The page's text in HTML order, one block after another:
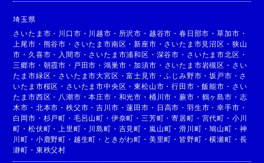
埼玉県
さいたま市 ・ 川口市 ・ 川越市 ・ 所沢市 ・ 越谷市 ・春日部市 ・草加市 ・
上尾市 ・ 熊谷市 ・ さいたま市南区 ・新座市 ・ さいたま市見沼区 ・ 狭山
市 ・ 久喜市 ・ 入間市 ・ さいたま市浦和区 ・ 深谷市 ・ さいたま市北区 ・
三郷市 ・ 朝霞市 ・ 戸田市 ・鴻巣市 ・加須市 ・ さいたま市岩槻区 ・ さい
たま市緑区 ・ さいたま市大宮区 ・富士見市 ・ふじみ野市 ・坂戸市 ・ さ
いたま市桜区 ・ さいたま市中央区 ・東松山市 ・行田市 ・飯能市 ・ さい
たま市西区 ・ 八潮市 ・本庄市 ・ 和光市 ・ 桶川市 ・蕨市 ・ 鶴ヶ島市 ・ 志
木市 ・ 北本市 ・秩父市 ・吉川市 ・蓮田市 ・ 日高市 ・ 羽生市 ・幸手市 ・
白岡市 ・ 杉戸町 ・ 毛呂山町 ・ 伊奈町 ・ 三芳町 ・寄居町 ・ 宮代町 ・ 小川
町 ・松伏町 ・ 上里町 ・ 川島町 ・ 吉見町 ・ 嵐山町 ・滑川町 ・鳩山町 ・ 神
川町 ・ 小鹿野町 ・ 越生町 ・ ときがわ町 ・ 美里町 ・ 皆野町 ・横瀬町 ・ 長
瀞町 ・ 東秩父村